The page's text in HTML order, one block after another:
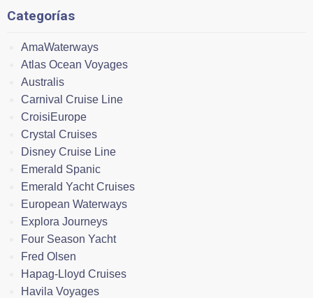
Categorías
AmaWaterways
Atlas Ocean Voyages
Australis
Carnival Cruise Line
CroisiEurope
Crystal Cruises
Disney Cruise Line
Emerald Spanic
Emerald Yacht Cruises
European Waterways
Explora Journeys
Four Season Yacht
Fred Olsen
Hapag-Lloyd Cruises
Havila Voyages